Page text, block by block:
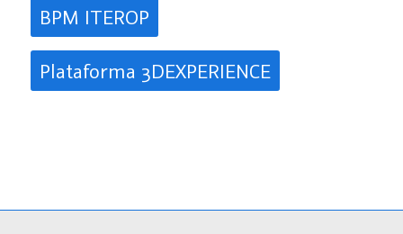
BPM ITEROP
Plataforma 3DEXPERIENCE